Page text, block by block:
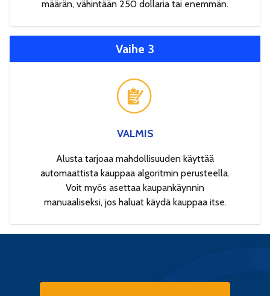
määrän, vähintään 250 dollaria tai enemmän.
Vaihe 3
VALMIS
Alusta tarjoaa mahdollisuuden käyttää
automaattista kauppaa algoritmin perusteella.
Voit myös asettaa kaupankäynnin
manuaaliseksi, jos haluat käydä kauppaa itse.